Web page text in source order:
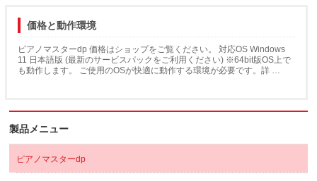
価格と動作環境
ピアノマスターdp 価格はショップをご覧ください。 対応OS Windows
11 日本語版 (最新のサービスパックをご利用ください) ※64bit版OS上で
も動作します。 ご使用のOSが快適に動作する環境が必要です。詳 …
製品メニュー
ピアノマスターdp